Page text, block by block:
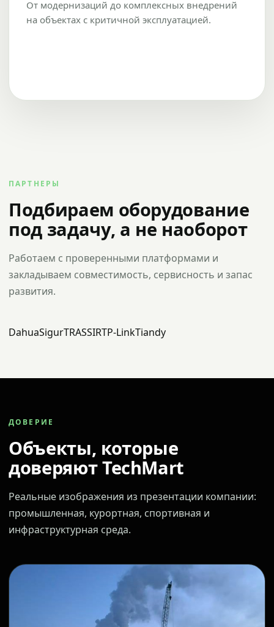
От модернизаций до комплексных внедрений
на объектах с критичной эксплуатацией.
ПАРТНЕРЫ
Подбираем оборудование
под задачу, а не наоборот
Работаем с проверенными платформами и
закладываем совместимость, сервисность и запас
развития.
DahuaSigurTRASSIRTP-LinkTiandy
ДОВЕРИЕ
Объекты, которые
доверяют TechMart
Реальные изображения из презентации компании:
промышленная, курортная, спортивная и
инфраструктурная среда.